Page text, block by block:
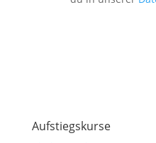
Aufstiegskurse